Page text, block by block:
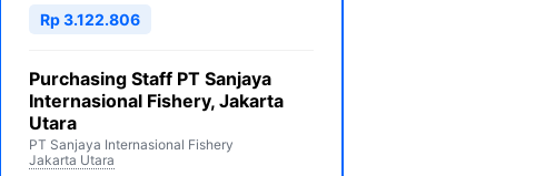
Rp 3.122.806
Purchasing Staff PT Sanjaya
Internasional Fishery, Jakarta
Utara
PT Sanjaya Internasional Fishery
Jakarta Utara